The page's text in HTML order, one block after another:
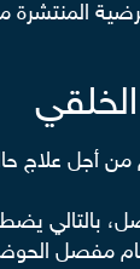
من أجل
مفصل